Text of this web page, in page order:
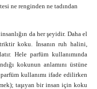
ne renginden ne tadından
da her şeyidir. Daha el
koku. İnsanın ruh halini,
Hele parfüm kullanımında
kokunun anlamını üstüne
kullanımı ifade edilirken
taşıyan bir insan için koku